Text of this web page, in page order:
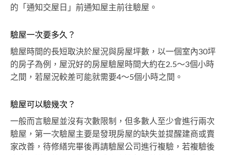
的「通知交屋日」前通知屋主前往驗屋。
驗屋一次要多久？
驗屋時間的長短取決於屋況與房屋坪數，以一個室內30坪
的房子為例，屋況好的房屋驗屋時間大約在2.5～3個小時
之間，若屋況較差可能就需要4～5個小時之間。
驗屋可以驗幾次？
一般而言驗屋並沒有次數限制，但多數人至少會進行兩次
驗屋，第一次驗屋主要是發現房屋的缺失並提醒建商或賣
家改善，待修繕完畢後再請驗屋公司進行複驗，若複驗後